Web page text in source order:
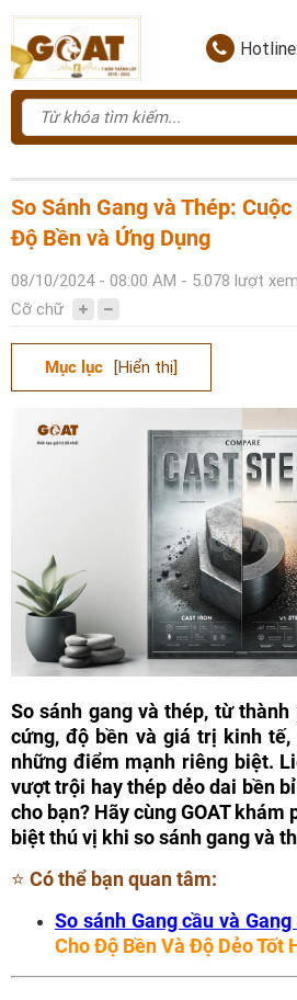
Hotline:
So Sánh Gang và Thép:
Độ Bền và Ứng Dụng
08/10/2024 - 08:00 AM - 5.078 lượt xem
Cỡ chữ
Mục lục [Hiển thị]
So sánh gang và thép, từ
cứng, độ bền và giá trị kinh
những điểm mạnh riêng biệt.
vượt trội hay thép dẻo dai bền
cho bạn? Hãy cùng GOAT
biệt thú vị khi so sánh gang và
⭐ Có thể bạn quan tâm:
So sánh Gang cầu và
Cho Độ Bền Và Độ Dẻo Tốt